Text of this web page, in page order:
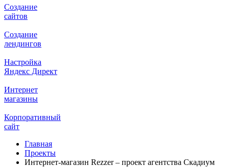
Создание
сайтов
Создание
лендингов
Настройка
Яндекс Директ
Интернет
магазины
Корпоративный
сайт
Главная
Проекты
Интернет-магазин Rezzer – проект агентства Скадиум